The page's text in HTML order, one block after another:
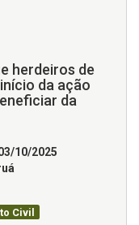
herdeiros de
da ação
da
10/2025
Civil